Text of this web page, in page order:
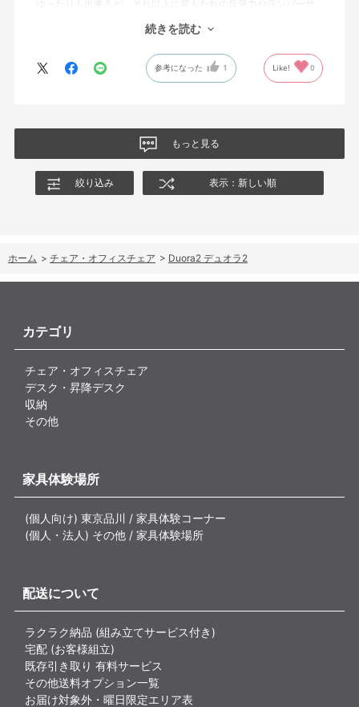
ゆったりも出来るが、それ以上に背もたれの反発力やランバーサ
ポートを突き出したり出来るので、モニターに向かわす方にも力
が入っていて仕事をするにはすごく良い椅子でした。
続きを読む
参考になった 1 Like! 0
もっと見る
絞り込み 表示：新しい順
ホーム > チェア・オフィスチェア > Duora2 デュオラ2
カテゴリ
チェア・オフィスチェア
デスク・昇降デスク
収納
その他
家具体験場所
(個人向け) 東京品川 / 家具体験コーナー
(個人・法人) その他 / 家具体験場所
配送について
ラクラク納品 (組み立てサービス付き)
宅配 (お客様組立)
既存引き取り 有料サービス
その他送料オプション一覧
お届け対象外・曜日限定エリア表